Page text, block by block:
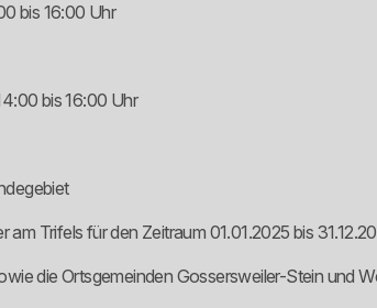
bis 16:00 Uhr
bis 16:00 Uhr
am Trifels für den Zeitraum 01.01.2025 bis
die Ortsgemeinden Gossersweiler-Stein und